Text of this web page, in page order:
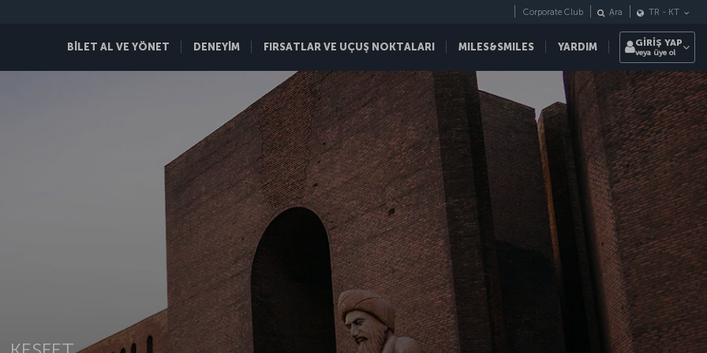
BİLET AL VE YÖNET DENEYİM FIRSATLAR VE UÇUŞ NOKTALARI MILES&SMILES YARDIM
Corporate Club Ara TR - KT
GİRİŞ YAP
veya üye ol